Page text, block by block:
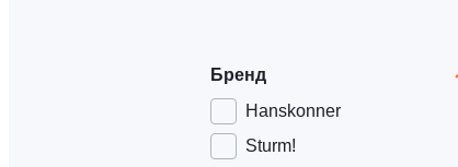
Бренд
Hanskonner
Sturm!